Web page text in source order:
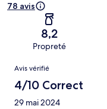
78 avis
8,2
Propreté
Avis
Avis vérifié
4/10 Correct
29 mai 2024